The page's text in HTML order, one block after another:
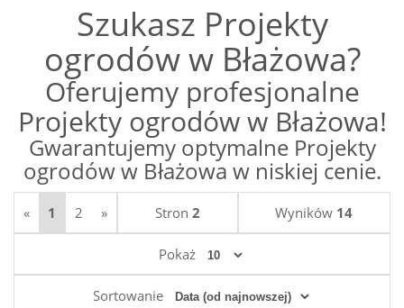
Szukasz Projekty
ogrodów w Błażowa?
Oferujemy profesjonalne
Projekty ogrodów w Błażowa!
Gwarantujemy optymalne Projekty
ogrodów w Błażowa w niskiej cenie.
« 1 2 » Stron 2 Wyników 14
Pokaż
Sortowanie